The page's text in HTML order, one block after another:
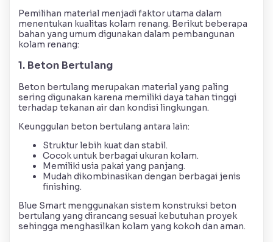
Pemilihan material menjadi faktor utama dalam
menentukan kualitas kolam renang. Berikut beberapa
bahan yang umum digunakan dalam pembangunan
kolam renang:
1. Beton Bertulang
Beton bertulang merupakan material yang paling
sering digunakan karena memiliki daya tahan tinggi
terhadap tekanan air dan kondisi lingkungan.
Keunggulan beton bertulang antara lain:
Struktur lebih kuat dan stabil.
Cocok untuk berbagai ukuran kolam.
Memiliki usia pakai yang panjang.
Mudah dikombinasikan dengan berbagai jenis
finishing.
Blue Smart menggunakan sistem konstruksi beton
bertulang yang dirancang sesuai kebutuhan proyek
sehingga menghasilkan kolam yang kokoh dan aman.